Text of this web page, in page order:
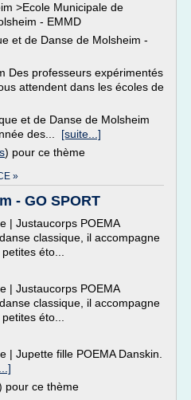
>Ecole Municipale de
- EMMD
et de Danse de Molsheim -
Des professeurs expérimentés
attendent dans les écoles de
et de Danse de Molsheim
des... [suite...]
) pour ce thème
»
- GO SPORT
| Justaucorps POEMA
classique, il accompagne
éto...
| Justaucorps POEMA
classique, il accompagne
éto...
| Jupette fille POEMA Danskin.
pour ce thème